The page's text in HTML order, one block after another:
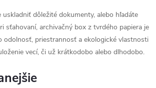
dôležité dokumenty, alebo hľadáte
sťahovaní, archivačný box z tvrdého papiera je
odolnosť, priestrannosť a ekologické vlastnosti
vecí, či už krátkodobo alebo dlhodobo.